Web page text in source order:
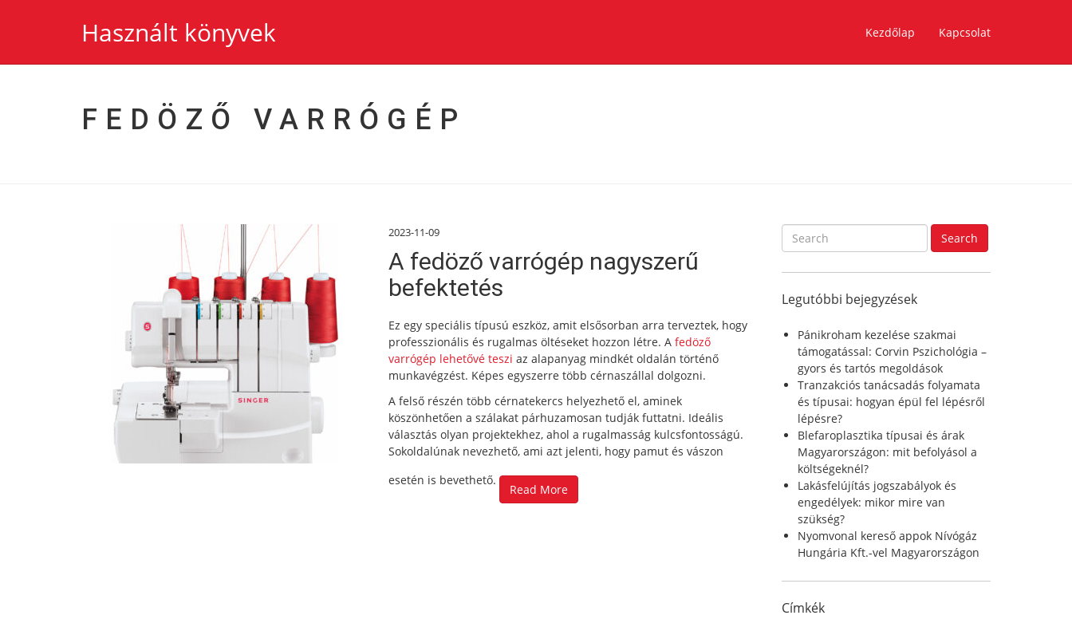
Használt könyvek Kezdőlap Kapcsolat
FEDÖZŐ VARRÓGÉP
2023-11-09
A fedöző varrógép nagyszerű
befektetés
Ez egy speciális típusú eszköz, amit elsősorban arra terveztek, hogy
professzionális és rugalmas öltéseket hozzon létre. A fedöző
varrógép lehetővé teszi az alapanyag mindkét oldalán történő
munkavégzést. Képes egyszerre több cérnaszállal dolgozni.
A felső részén több cérnatekercs helyezhető el, aminek
köszönhetően a szálakat párhuzamosan tudják futtatni. Ideális
választás olyan projektekhez, ahol a rugalmasság kulcsfontosságú.
Sokoldalúnak nevezhető, ami azt jelenti, hogy pamut és vászon
esetén is bevethető.
Read More
S
e
c
f
Search
Legutóbbi bejegyzések
Pánikroham kezelése szakmai
támogatással: Corvin Pszichológia –
gyors és tartós megoldások
Tranzakciós tanácsadás folyamata
és típusai: hogyan épül fel lépésről
lépésre?
Blefaroplasztika típusai és árak
Magyarországon: mit befolyásol a
költségeknél?
Lakásfelújítás jogszabályok és
engedélyek: mikor mire van
szükség?
Nyomvonal kereső appok Nívógáz
Hungária Kft.-vel Magyarországon
Címkék